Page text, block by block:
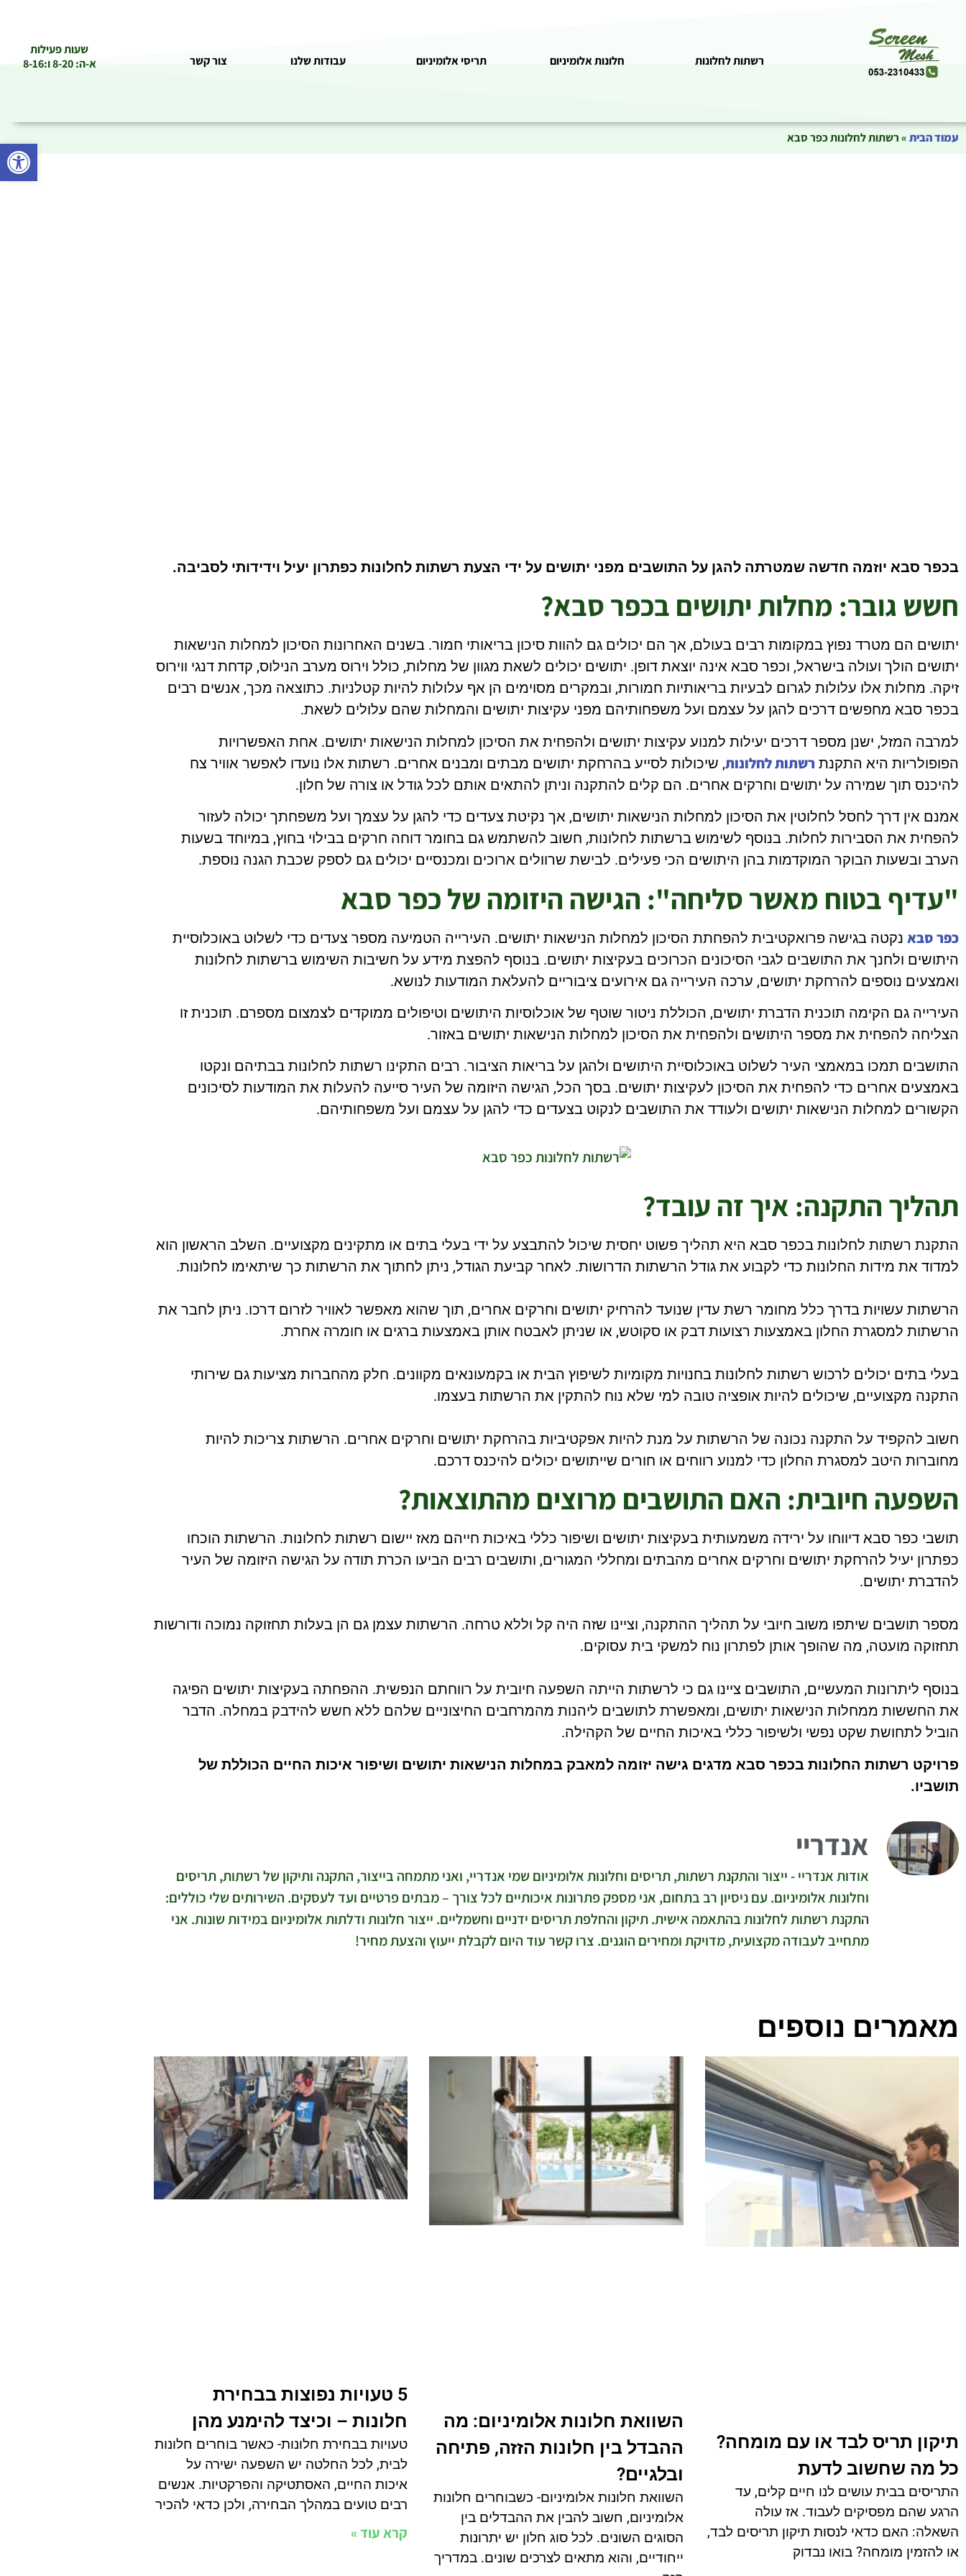
רשתות לחלונות חלונות אלומיניום תריסי אלומיניום עבודות שלנו צור קשר
שעות פעילות
א-ה: 8-20 ו:8-16
עמוד הבית»רשתות לחלונות כפר סבא
בכפר סבא יוזמה חדשה שמטרתה להגן על התושבים מפני יתושים על ידי הצעת רשתות לחלונות כפתרון יעיל וידידותי לסביבה.
חשש גובר: מחלות יתושים בכפר סבא?
יתושים הם מטרד נפוץ במקומות רבים בעולם, אך הם יכולים גם להוות סיכון בריאותי חמור. בשנים האחרונות הסיכון למחלות הנישאות
יתושים הולך ועולה בישראל, וכפר סבא אינה יוצאת דופן. יתושים יכולים לשאת מגוון של מחלות, כולל וירוס מערב הנילוס, קדחת דנגי ווירוס
זיקה. מחלות אלו עלולות לגרום לבעיות בריאותיות חמורות, ובמקרים מסוימים הן אף עלולות להיות קטלניות. כתוצאה מכך, אנשים רבים
בכפר סבא מחפשים דרכים להגן על עצמם ועל משפחותיהם מפני עקיצות יתושים והמחלות שהם עלולים לשאת.
למרבה המזל, ישנן מספר דרכים יעילות למנוע עקיצות יתושים ולהפחית את הסיכון למחלות הנישאות יתושים. אחת האפשרויות
הפופולריות היא התקנת רשתות לחלונות, שיכולות לסייע בהרחקת יתושים מבתים ומבנים אחרים. רשתות אלו נועדו לאפשר אוויר צח
להיכנס תוך שמירה על יתושים וחרקים אחרים. הם קלים להתקנה וניתן להתאים אותם לכל גודל או צורה של חלון.
אמנם אין דרך לחסל לחלוטין את הסיכון למחלות הנישאות יתושים, אך נקיטת צעדים כדי להגן על עצמך ועל משפחתך יכולה לעזור
להפחית את הסבירות לחלות. בנוסף לשימוש ברשתות לחלונות, חשוב להשתמש גם בחומר דוחה חרקים בבילוי בחוץ, במיוחד בשעות
הערב ובשעות הבוקר המוקדמות בהן היתושים הכי פעילים. לבישת שרוולים ארוכים ומכנסיים יכולים גם לספק שכבת הגנה נוספת.
"עדיף בטוח מאשר סליחה": הגישה היזומה של כפר סבא
כפר סבא נקטה בגישה פרואקטיבית להפחתת הסיכון למחלות הנישאות יתושים. העירייה הטמיעה מספר צעדים כדי לשלוט באוכלוסיית
היתושים ולחנך את התושבים לגבי הסיכונים הכרוכים בעקיצות יתושים. בנוסף להפצת מידע על חשיבות השימוש ברשתות לחלונות
ואמצעים נוספים להרחקת יתושים, ערכה העירייה גם אירועים ציבוריים להעלאת המודעות לנושא.
העירייה גם הקימה תוכנית הדברת יתושים, הכוללת ניטור שוטף של אוכלוסיות היתושים וטיפולים ממוקדים לצמצום מספרם. תוכנית זו
הצליחה להפחית את מספר היתושים ולהפחית את הסיכון למחלות הנישאות יתושים באזור.
התושבים תמכו במאמצי העיר לשלוט באוכלוסיית היתושים ולהגן על בריאות הציבור. רבים התקינו רשתות לחלונות בבתיהם ונקטו
באמצעים אחרים כדי להפחית את הסיכון לעקיצות יתושים. בסך הכל, הגישה היזומה של העיר סייעה להעלות את המודעות לסיכונים
הקשורים למחלות הנישאות יתושים ולעודד את התושבים לנקוט בצעדים כדי להגן על עצמם ועל משפחותיהם.
תהליך התקנה: איך זה עובד?
התקנת רשתות לחלונות בכפר סבא היא תהליך פשוט יחסית שיכול להתבצע על ידי בעלי בתים או מתקינים מקצועיים. השלב הראשון הוא
למדוד את מידות החלונות כדי לקבוע את גודל הרשתות הדרושות. לאחר קביעת הגודל, ניתן לחתוך את הרשתות כך שיתאימו לחלונות.
הרשתות עשויות בדרך כלל מחומר רשת עדין שנועד להרחיק יתושים וחרקים אחרים, תוך שהוא מאפשר לאוויר לזרום דרכו. ניתן לחבר את
הרשתות למסגרת החלון באמצעות רצועות דבק או סקוטש, או שניתן לאבטח אותן באמצעות ברגים או חומרה אחרת.
בעלי בתים יכולים לרכוש רשתות לחלונות בחנויות מקומיות לשיפוץ הבית או בקמעונאים מקוונים. חלק מהחברות מציעות גם שירותי
התקנה מקצועיים, שיכולים להיות אופציה טובה למי שלא נוח להתקין את הרשתות בעצמו.
חשוב להקפיד על התקנה נכונה של הרשתות על מנת להיות אפקטיביות בהרחקת יתושים וחרקים אחרים. הרשתות צריכות להיות
מחוברות היטב למסגרת החלון כדי למנוע רווחים או חורים שייתושים יכולים להיכנס דרכם.
השפעה חיובית: האם התושבים מרוצים מהתוצאות?
תושבי כפר סבא דיווחו על ירידה משמעותית בעקיצות יתושים ושיפור כללי באיכות חייהם מאז יישום רשתות לחלונות. הרשתות הוכחו
כפתרון יעיל להרחקת יתושים וחרקים אחרים מהבתים ומחללי המגורים, ותושבים רבים הביעו הכרת תודה על הגישה היזומה של העיר
להדברת יתושים.
מספר תושבים שיתפו משוב חיובי על תהליך ההתקנה, וציינו שזה היה קל וללא טרחה. הרשתות עצמן גם הן בעלות תחזוקה נמוכה ודורשות
תחזוקה מועטה, מה שהופך אותן לפתרון נוח למשקי בית עסוקים.
בנוסף ליתרונות המעשיים, התושבים ציינו גם כי לרשתות הייתה השפעה חיובית על רווחתם הנפשית. ההפחתה בעקיצות יתושים הפיגה
את החששות ממחלות הנישאות יתושים, ומאפשרת לתושבים ליהנות מהמרחבים החיצוניים שלהם ללא חשש להידבק במחלה. הדבר
הוביל לתחושת שקט נפשי ולשיפור כללי באיכות החיים של הקהילה.
פרויקט רשתות החלונות בכפר סבא מדגים גישה יזומה למאבק במחלות הנישאות יתושים ושיפור איכות החיים הכוללת של
תושביו.
אנדריי
אודות אנדריי - ייצור והתקנת רשתות, תריסים וחלונות אלומיניום שמי אנדריי, ואני מתמחה בייצור, התקנה ותיקון של רשתות, תריסים
וחלונות אלומיניום. עם ניסיון רב בתחום, אני מספק פתרונות איכותיים לכל צורך – מבתים פרטיים ועד לעסקים. השירותים שלי כוללים:
התקנת רשתות לחלונות בהתאמה אישית. תיקון והחלפת תריסים ידניים וחשמליים. ייצור חלונות ודלתות אלומיניום במידות שונות. אני
מתחייב לעבודה מקצועית, מדויקת ומחירים הוגנים. צרו קשר עוד היום לקבלת ייעוץ והצעת מחיר!
מאמרים נוספים
תיקון תריס לבד או עם מומחה?
כל מה שחשוב לדעת
התריסים בבית עושים לנו חיים קלים, עד
הרגע שהם מפסיקים לעבוד. אז עולה
השאלה: האם כדאי לנסות תיקון תריסים לבד,
או להזמין מומחה? בואו נבדוק
השוואת חלונות אלומיניום: מה
ההבדל בין חלונות הזזה, פתיחה
ובלגיים?
השוואת חלונות אלומיניום- כשבוחרים חלונות
אלומיניום, חשוב להבין את ההבדלים בין
הסוגים השונים. לכל סוג חלון יש יתרונות
ייחודיים, והוא מתאים לצרכים שונים. במדריך
5 טעויות נפוצות בבחירת
חלונות – וכיצד להימנע מהן
טעויות בבחירת חלונות- כאשר בוחרים חלונות
לבית, לכל החלטה יש השפעה ישירה על
איכות החיים, האסתטיקה והפרקטיות. אנשים
רבים טועים במהלך הבחירה, ולכן כדאי להכיר
קרא עוד »
פתח